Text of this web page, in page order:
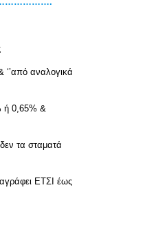
& ‘’από αναλογικά
ή 0,65% &
τα σταματά
ΕΤΣΙ έως